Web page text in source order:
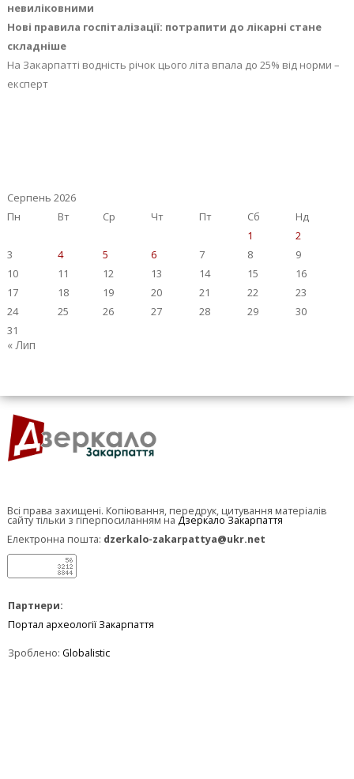
невиліковними
Нові правила госпіталізації: потрапити до лікарні стане
складніше
На Закарпатті водність річок цього літа впала до 25% від норми –
експерт
Серпень 2026
Пн
Вт Ср Чт Пт Сб
Нд
1
2
3
4 5 6 7 8
9
10
11 12 13 14 15
16
17
18 19 20 21 22
23
24
25 26 27 28 29
30
31
« Лип
Всі права захищені. Копіювання, передрук, цитування матеріалів
сайту тільки з гіперпосиланням на Дзеркало Закарпаття
Електронна пошта: dzerkalo-zakarpattya@ukr.net
Партнери:
Портал археології Закарпаття
Зроблено: Globalistic